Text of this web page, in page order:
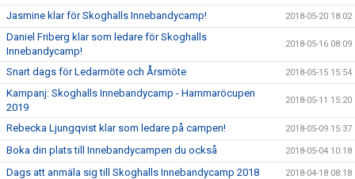
Jasmine klar för Skoghalls Innebandycamp! 2018-05-20 18:02
Daniel Friberg klar som ledare för Skoghalls
Innebandycamp!
2018-05-16 08:09
Snart dags för Ledarmöte och Årsmöte 2018-05-15 15:54
Kampanj: Skoghalls Innebandycamp - Hammaröcupen
2019
2018-05-11 15:20
Rebecka Ljungqvist klar som ledare på campen! 2018-05-09 15:37
Boka din plats till Innebandycampen du också 2018-05-04 10:18
Dags att anmäla sig till Skoghalls Innebandycamp 2018 2018-04-18 08:18